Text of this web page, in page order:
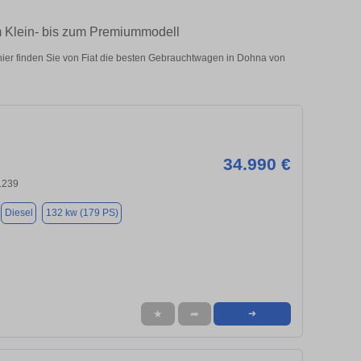
bis zum Premiummodell
finden Sie von Fiat die besten Gebrauchtwagen in Dohna von
34.990 €
Diesel 132 kw (179 PS)
★ ➦ ➜